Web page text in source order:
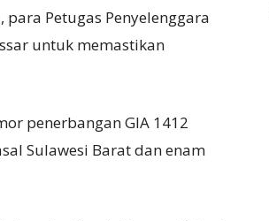
Petugas Penyelenggara
untuk memastikan
penerbangan GIA 1412
Sulawesi Barat dan enam